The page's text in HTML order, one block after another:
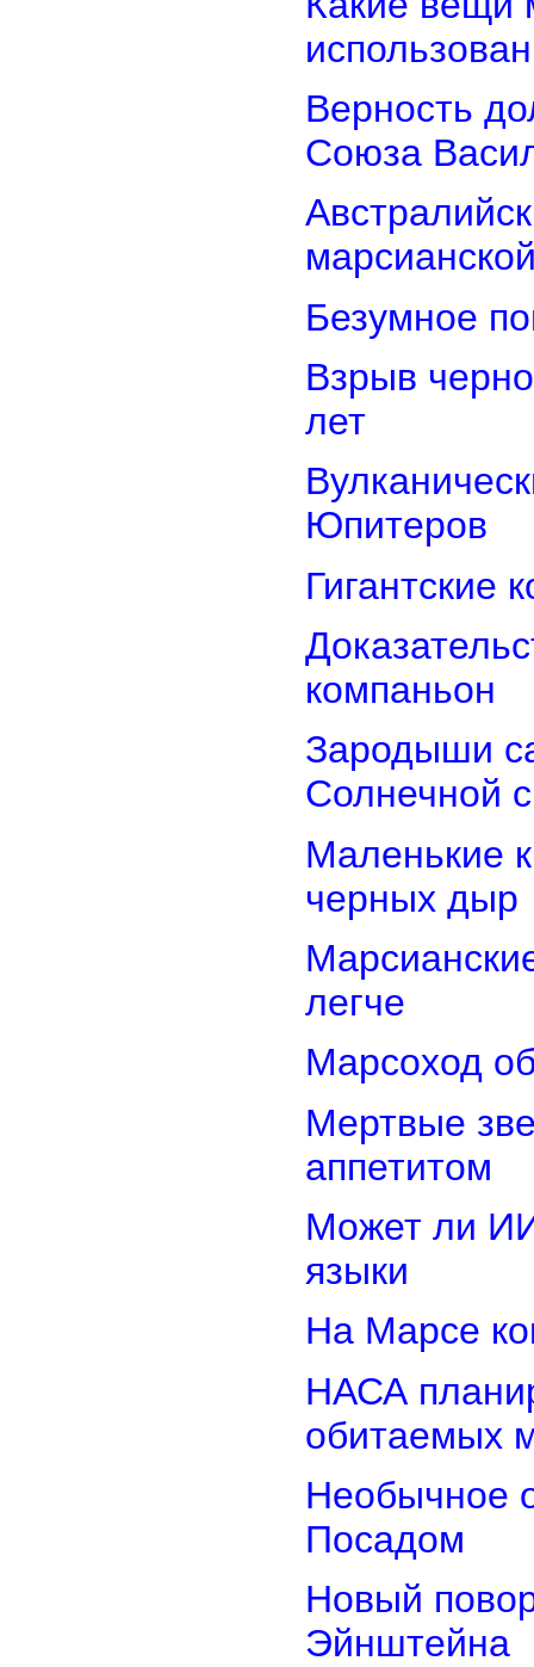
Верность
Союза
Безумное
Взрыв
лет
Юпитеров
Гигантские
компаньон
Зародыши
Солнечной
Маленькие
черных дыр
легче
Марсоход
Мертвые
аппетитом
Может ли
языки
На Марсе
НАСА
обитаемых
Необычное
Посадом
Новый
Эйнштейна